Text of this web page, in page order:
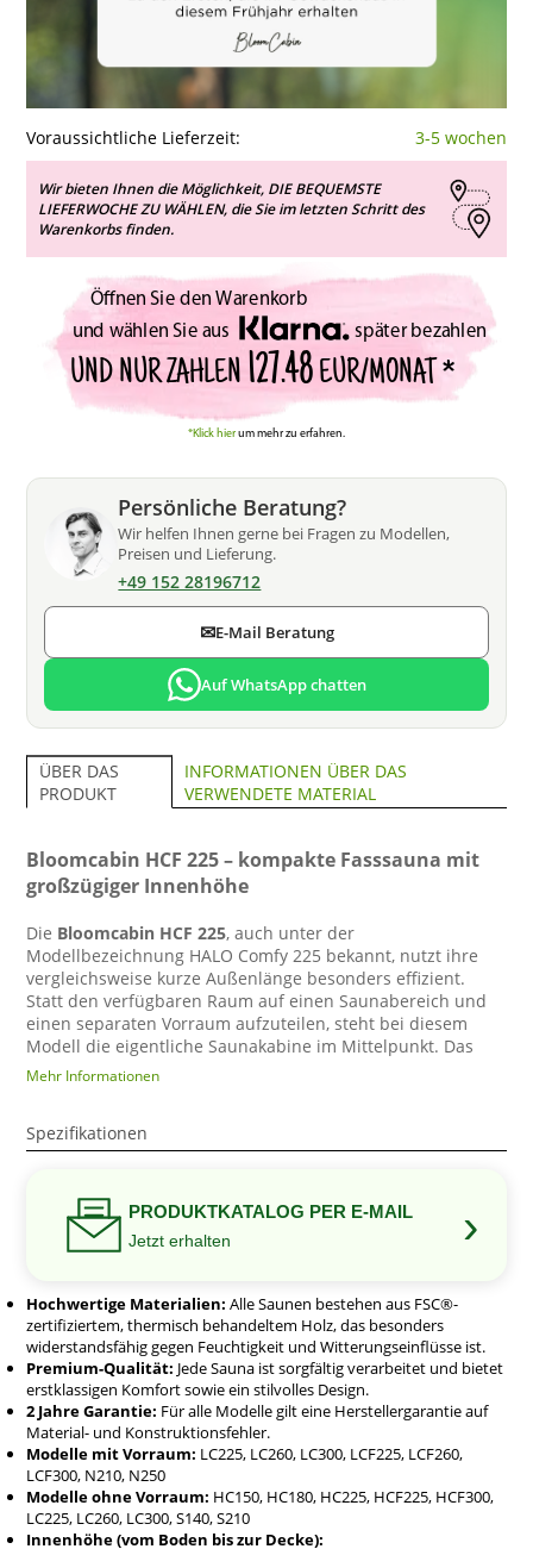
Voraussichtliche Lieferzeit: 3-5 wochen
Wir bieten Ihnen die Möglichkeit, DIE BEQUEMSTE
LIEFERWOCHE ZU WÄHLEN, die Sie im letzten Schritt des
Warenkorbs finden.
Öffnen Sie den Warenkorb
und wählen Sie aus später bezahlen
UND NUR ZAHLEN 127.48EUR/MONAT *
*Klick hierum mehr zu erfahren.
Persönliche Beratung?
Wir helfen Ihnen gerne bei Fragen zu Modellen,
Preisen und Lieferung.
+49 152 28196712
✉E-Mail Beratung
Auf WhatsApp chatten
ÜBER DAS
PRODUKT
INFORMATIONEN ÜBER DAS
VERWENDETE MATERIAL
Bloomcabin HCF 225 – kompakte Fasssauna mit
großzügiger Innenhöhe
Die Bloomcabin HCF 225, auch unter der
Modellbezeichnung HALO Comfy 225 bekannt, nutzt ihre
vergleichsweise kurze Außenlänge besonders effizient.
Statt den verfügbaren Raum auf einen Saunabereich und
einen separaten Vorraum aufzuteilen, steht bei diesem
Modell die eigentliche Saunakabine im Mittelpunkt. Das
Ergebnis ist eine kompakte
Mit einer Außenlänge von ungefähr 227 cm bleibt die HCF
Gesamthöhe von rund 238 cm dafür, dass sich der
Innenraum deutlich großzügiger anfühlt, als die kompakte
Länge zunächst vermuten lässt.
bequemes aufrechtes Stehen und erleichtert das Betreten,
Bewegen und Platznehmen. Diese Innenhöhe ist ein
wesentlicher Vorteil für größere Nutzer und unterscheidet
die HCF 225 von vielen niedrigen Saunafässern, bei denen
die gewölbte Decke den Bewegungsraum stärker begrenzt.
Im Inneren befinden sich etwa 196 cm lange Saunabänke.
Sie bieten ausreichend Raum für vier sitzende Personen
und ermöglichen bei geringerer Belegung auch
entspanntere Sitz- oder Liegepositionen. Wer die Sauna
allein oder zu zweit nutzt, kann die längeren Bänke
besonders komfortabel zum Ausstrecken verwenden.
Mehr Informationen
Spezifikationen
PRODUKTKATALOG PER E-MAIL
Jetzt erhalten ›
Hochwertige Materialien: Alle Saunen bestehen aus FSC®-
zertifiziertem, thermisch behandeltem Holz, das besonders
widerstandsfähig gegen Feuchtigkeit und Witterungseinflüsse ist.
Premium-Qualität: Jede Sauna ist sorgfältig verarbeitet und bietet
erstklassigen Komfort sowie ein stilvolles Design.
2 Jahre Garantie: Für alle Modelle gilt eine Herstellergarantie auf
Material- und Konstruktionsfehler.
Modelle mit Vorraum: LC225, LC260, LC300, LCF225, LCF260,
LCF300, N210, N250
Modelle ohne Vorraum: HC150, HC180, HC225, HCF225, HCF300,
LC225, LC260, LC300, S140, S210
Innenhöhe (vom Boden bis zur Decke):